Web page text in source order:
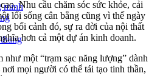
minhNhu cầu chăm sóc sức khỏe, cải
lối sống cân bằng cũng vì thế ngày
bối cảnh đó, sự ra đời của nội thất
hơn cả một dự án kinh doanh.
một “trạm sạc năng lượng” dành
mọi người có thể tái tạo tinh thần,